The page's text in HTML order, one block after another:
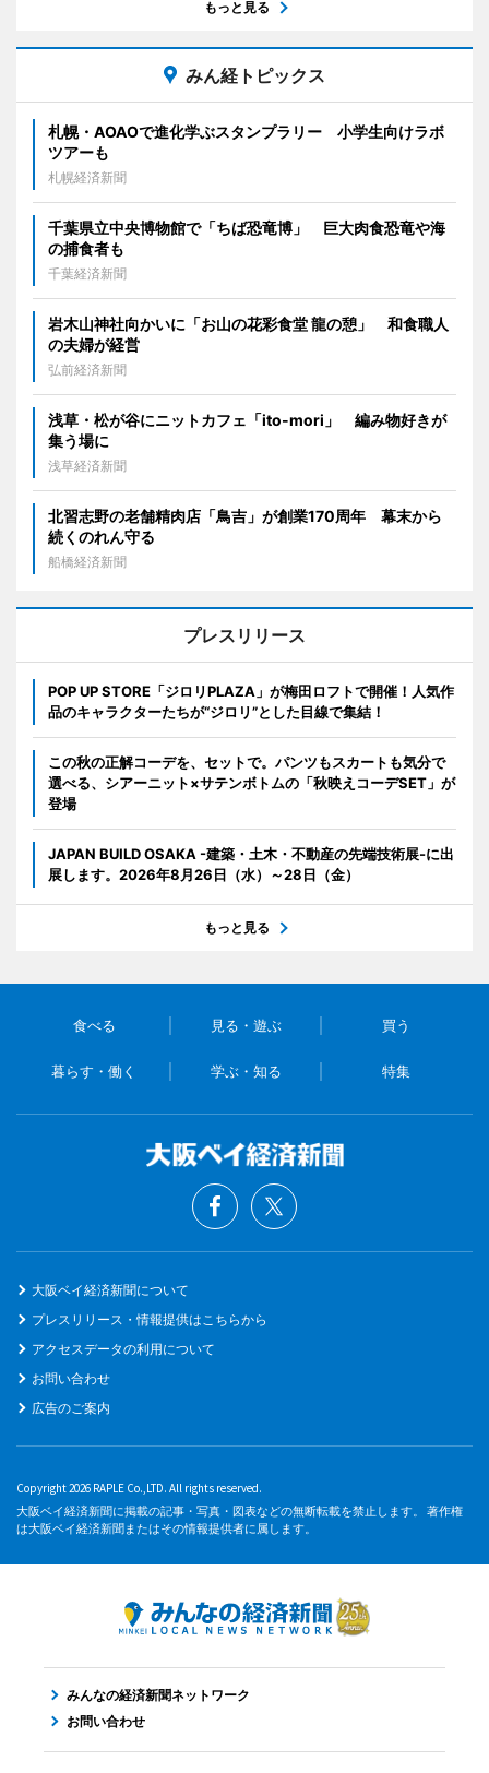
もっと見る
みん経トピックス
札幌・AOAOで進化学ぶスタンプラリー 小学生向けラボ
ツアーも
札幌経済新聞
千葉県立中央博物館で「ちば恐竜博」 巨大肉食恐竜や海
の捕食者も
千葉経済新聞
岩木山神社向かいに「お山の花彩食堂 龍の憩」 和食職人
の夫婦が経営
弘前経済新聞
浅草・松が谷にニットカフェ「ito-mori」 編み物好きが
集う場に
浅草経済新聞
北習志野の老舗精肉店「鳥吉」が創業170周年 幕末から
続くのれん守る
船橋経済新聞
プレスリリース
POP UP STORE「ジロリPLAZA」が梅田ロフトで開催！人気作
品のキャラクターたちが“ジロリ”とした目線で集結！
この秋の正解コーデを、セットで。パンツもスカートも気分で
選べる、シアーニット×サテンボトムの「秋映えコーデSET」が
登場
JAPAN BUILD OSAKA -建築・土木・不動産の先端技術展-に出
展します。2026年8月26日（水）～28日（金）
もっと見る
食べる 見る・遊ぶ 買う
暮らす・働く 学ぶ・知る 特集
大阪ベイ経済新聞について
プレスリリース・情報提供はこちらから
アクセスデータの利用について
お問い合わせ
広告のご案内
Copyright 2026 RAPLE Co.,LTD. All rights reserved.
大阪ベイ経済新聞に掲載の記事・写真・図表などの無断転載を禁止します。 著作権
は大阪ベイ経済新聞またはその情報提供者に属します。
みんなの経済新聞ネットワーク
お問い合わせ